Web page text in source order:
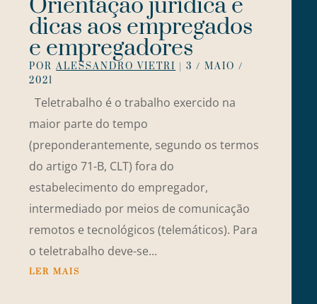
Orientação jurídica e
dicas aos empregados
e empregadores
PORALESSANDRO VIETRI |3 / MAIO /
2021
Teletrabalho é o trabalho exercido na
maior parte do tempo
(preponderantemente, segundo os termos
do artigo 71-B, CLT) fora do
estabelecimento do empregador,
intermediado por meios de comunicação
remotos e tecnológicos (telemáticos). Para
o teletrabalho deve-se...
LER MAIS